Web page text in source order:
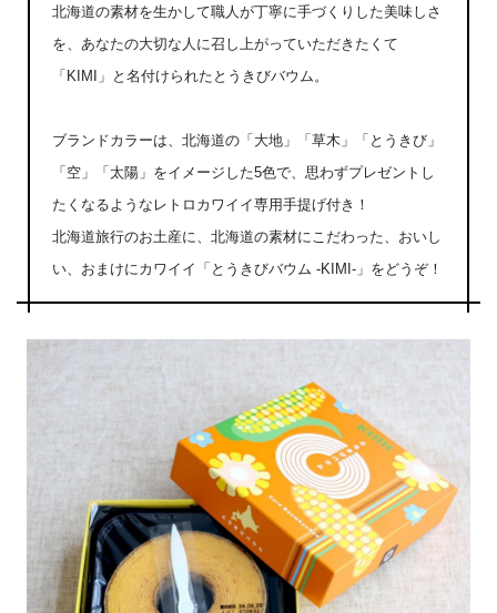
北海道の素材を生かして職人が丁寧に手づくりした美味しさ
を、あなたの大切な人に召し上がっていただきたくて
「KIMI」と名付けられたとうきびバウム。
ブランドカラーは、北海道の「大地」「草木」「とうきび」
「空」「太陽」をイメージした5色で、思わずプレゼントし
たくなるようなレトロカワイイ専用手提げ付き！
北海道旅行のお土産に、北海道の素材にこだわった、おいし
い、おまけにカワイイ「とうきびバウム -KIMI-」をどうぞ！